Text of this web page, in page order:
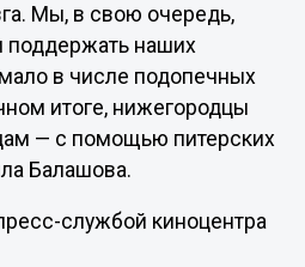
Мы, в свою очередь,
поддержать наших
в числе подопечных
итоге, нижегородцы
— с помощью питерских
Балашова.
службой киноцентра